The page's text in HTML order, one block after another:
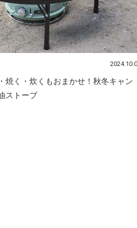
焼く・炊くもおまかせ！秋冬キャン
ストーブ